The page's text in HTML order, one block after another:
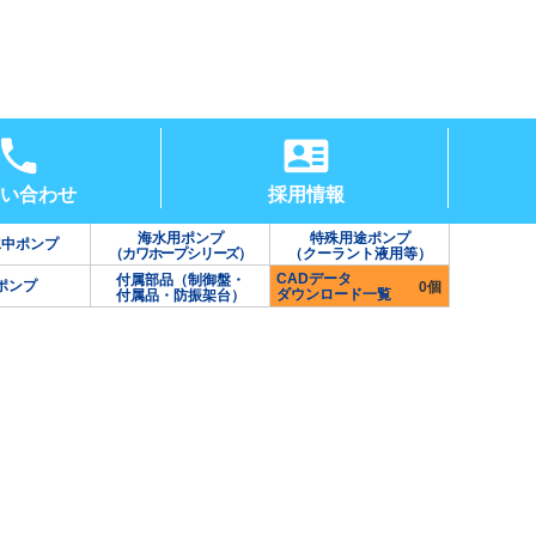
合わせ 採用情報
ポンプ
海水用ポンプ
（カワホープシリーズ）
特殊用途ポンプ
（クーラント液用等）
ンプ
付属部品（制御盤・
付属品・防振架台）
CADデータ
ダウンロード一覧
0個